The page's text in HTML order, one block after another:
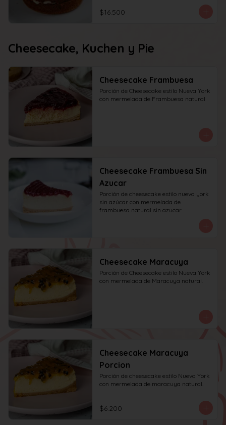
$16.500
Cheesecake, Kuchen y Pie
Cheesecake Frambuesa
Porción de Cheesecake estilo Nueva York
con mermelada de Frambuesa natural
Cheesecake Frambuesa Sin
Azucar
Porción de cheesecake estilo nueva york
sin azúcar con mermelada de
frambuesa natural sin azucar.
Cheesecake Maracuya
Porción de Cheesecake estilo Nueva York
con mermelada de Maracuya natural.
Cheesecake Maracuya
Porcion
Porción de cheesecake estilo Nueva York
con mermelada de maracuya natural.
$6.200